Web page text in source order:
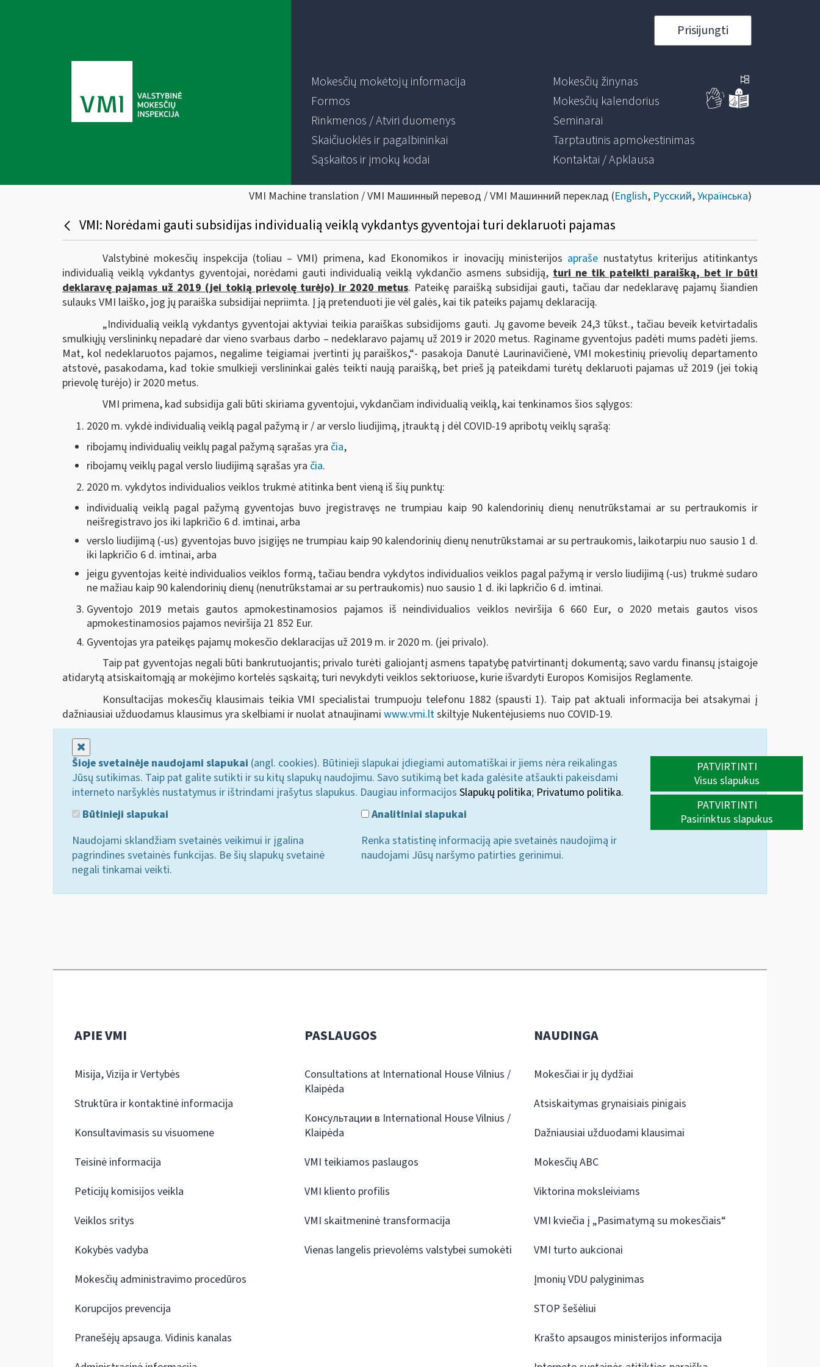
Prisijungti
Mokesčių mokėtojų informacija
Formos
Rinkmenos / Atviri duomenys
Skaičiuoklės ir pagalbininkai
Sąskaitos ir įmokų kodai
Mokesčių žinynas
Mokesčių kalendorius
Seminarai
Tarptautinis apmokestinimas
Kontaktai / Apklausa
VMI Machine translation / VMI Машинный перевод / VMI Машинний переклад (English, Русский,Українська)
VMI: Norėdami gauti subsidijas individualią veiklą vykdantys gyventojai turi deklaruoti pajamas
Valstybinė mokesčių inspekcija (toliau – VMI) primena, kad Ekonomikos ir inovacijų ministerijos apraše nustatytus kriterijus atitinkantys
individualią veiklą vykdantys gyventojai, norėdami gauti individualią veiklą vykdančio asmens subsidiją, turi ne tik pateikti paraišką, bet ir būti
deklaravę pajamas už 2019 (jei tokią prievolę turėjo) ir 2020 metus. Pateikę paraišką subsidijai gauti, tačiau dar nedeklaravę pajamų šiandien
sulauks VMI laiško, jog jų paraiška subsidijai nepriimta. Į ją pretenduoti jie vėl galės, kai tik pateiks pajamų deklaraciją.
„Individualią veiklą vykdantys gyventojai aktyviai teikia paraiškas subsidijoms gauti. Jų gavome beveik 24,3 tūkst., tačiau beveik ketvirtadalis
smulkiųjų verslininkų nepadarė dar vieno svarbaus darbo – nedeklaravo pajamų už 2019 ir 2020 metus. Raginame gyventojus padėti mums padėti jiems.
Mat, kol nedeklaruotos pajamos, negalime teigiamai įvertinti jų paraiškos,“- pasakoja Danutė Laurinavičienė, VMI mokestinių prievolių departamento
atstovė, pasakodama, kad tokie smulkieji verslininkai galės teikti naują paraišką, bet prieš ją pateikdami turėtų deklaruoti pajamas už 2019 (jei tokią
prievolę turėjo) ir 2020 metus.
VMI primena, kad subsidija gali būti skiriama gyventojui, vykdančiam individualią veiklą, kai tenkinamos šios sąlygos:
2020 m. vykdė individualią veiklą pagal pažymą ir / ar verslo liudijimą, įtrauktą į dėl COVID-19 apribotų veiklų sąrašą:
ribojamų individualių veiklų pagal pažymą sąrašas yra čia,
ribojamų veiklų pagal verslo liudijimą sąrašas yra čia.
2020 m. vykdytos individualios veiklos trukmė atitinka bent vieną iš šių punktų:
individualią veiklą pagal pažymą gyventojas buvo įregistravęs ne trumpiau kaip 90 kalendorinių dienų nenutrūkstamai ar su pertraukomis ir
neišregistravo jos iki lapkričio 6 d. imtinai, arba
verslo liudijimą (-us) gyventojas buvo įsigijęs ne trumpiau kaip 90 kalendorinių dienų nenutrūkstamai ar su pertraukomis, laikotarpiu nuo sausio 1 d.
iki lapkričio 6 d. imtinai, arba
jeigu gyventojas keitė individualios veiklos formą, tačiau bendra vykdytos individualios veiklos pagal pažymą ir verslo liudijimą (-us) trukmė sudaro
ne mažiau kaip 90 kalendorinių dienų (nenutrūkstamai ar su pertraukomis) nuo sausio 1 d. iki lapkričio 6 d. imtinai.
Gyventojo 2019 metais gautos apmokestinamosios pajamos iš neindividualios veiklos neviršija 6 660 Eur, o 2020 metais gautos visos
apmokestinamosios pajamos neviršija 21 852 Eur.
Gyventojas yra pateikęs pajamų mokesčio deklaracijas už 2019 m. ir 2020 m. (jei privalo).
Taip pat gyventojas negali būti bankrutuojantis; privalo turėti galiojantį asmens tapatybę patvirtinantį dokumentą; savo vardu finansų įstaigoje
atidarytą atsiskaitomąją ar mokėjimo kortelės sąskaitą; turi nevykdyti veiklos sektoriuose, kurie išvardyti Europos Komisijos Reglamente.
Konsultacijas mokesčių klausimais teikia VMI specialistai trumpuoju telefonu 1882 (spausti 1). Taip pat aktuali informacija bei atsakymai į
dažniausiai užduodamus klausimus yra skelbiami ir nuolat atnaujinami www.vmi.ltskiltyje Nukentėjusiems nuo COVID-19.
Šioje svetainėje naudojami slapukai (angl. cookies). Būtinieji slapukai įdiegiami automatiškai ir jiems nėra reikalingas
Jūsų sutikimas. Taip pat galite sutikti ir su kitų slapukų naudojimu. Savo sutikimą bet kada galėsite atšaukti pakeisdami
interneto naršyklės nustatymus ir ištrindami įrašytus slapukus. Daugiau informacijos Slapukų politika; Privatumo politika.
Būtinieji slapukai
Naudojami sklandžiam svetainės veikimui ir įgalina
pagrindines svetainės funkcijas. Be šių slapukų svetainė
negali tinkamai veikti.
Analitiniai slapukai
Renka statistinę informaciją apie svetainės naudojimą ir
naudojami Jūsų naršymo patirties gerinimui.
PATVIRTINTI
Visus slapukus
PATVIRTINTI
Pasirinktus slapukus
APIE VMI
Misija, Vizija ir Vertybės
Struktūra ir kontaktinė informacija
Konsultavimasis su visuomene
Teisinė informacija
Peticijų komisijos veikla
Veiklos sritys
Kokybės vadyba
Mokesčių administravimo procedūros
Korupcijos prevencija
Pranešėjų apsauga. Vidinis kanalas
PASLAUGOS
Consultations at International House Vilnius /
Klaipėda
Консультации в International House Vilnius /
Klaipėda
VMI teikiamos paslaugos
VMI kliento profilis
VMI skaitmeninė transformacija
Vienas langelis prievolėms valstybei sumokėti
NAUDINGA
Mokesčiai ir jų dydžiai
Atsiskaitymas grynaisiais pinigais
Dažniausiai užduodami klausimai
Mokesčių ABC
Viktorina moksleiviams
VMI kviečia į „Pasimatymą su mokesčiais“
VMI turto aukcionai
Įmonių VDU palyginimas
STOP šešėliui
Krašto apsaugos ministerijos informacija